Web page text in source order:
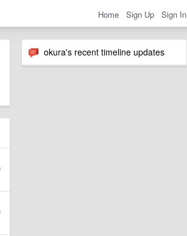
Home Sign Up Sign In
okura's recent timeline updates